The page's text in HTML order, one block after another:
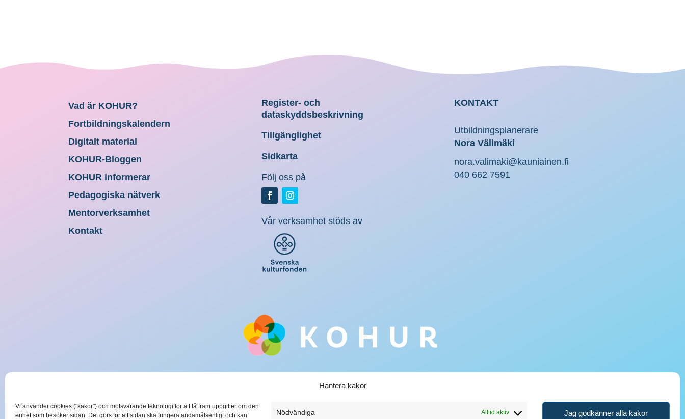
Hantera kakor
Vi använder cookies ("kakor") och motsvarande teknologi för att få fram uppgifter om den
enhet som besöker sidan. Det görs för att sidan ska fungera ändamålsenligt och kan
Nödvändiga Alltid aktiv Jag godkänner alla kakor
Vad är KOHUR?
Fortbildningskalendern
Digitalt material
KOHUR-Bloggen
KOHUR informerar
Pedagogiska nätverk
Mentorverksamhet
Kontakt
Register- och
dataskyddsbeskrivning
Tillgänglighet
Sidkarta
Följ oss på
Vår verksamhet stöds av
KONTAKT
Utbildningsplanerare
Nora Välimäki
nora.valimaki@kauniainen.fi
040 662 7591